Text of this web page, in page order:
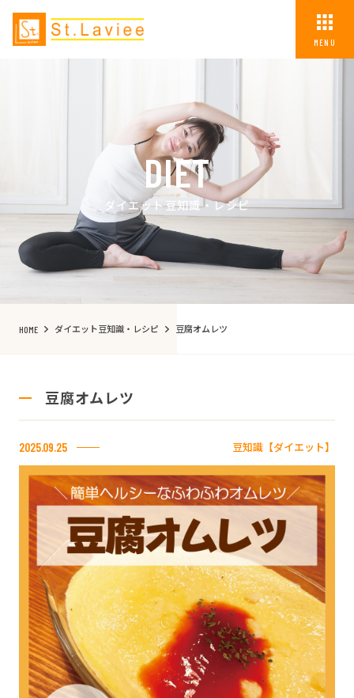
MENU
DIET
ダイエット豆知識・レシピ
HOME ダイエット豆知識・レシピ 豆腐オムレツ
豆腐オムレツ
2025.09.25 豆知識【ダイエット】